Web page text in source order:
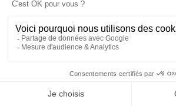
Le prix de la table peut varier
invités spéciaux
Possibilité d'avoir des
payant la différence sur place
BOÎTE & BOUTEILLES À
Mon EVJF à Marbella